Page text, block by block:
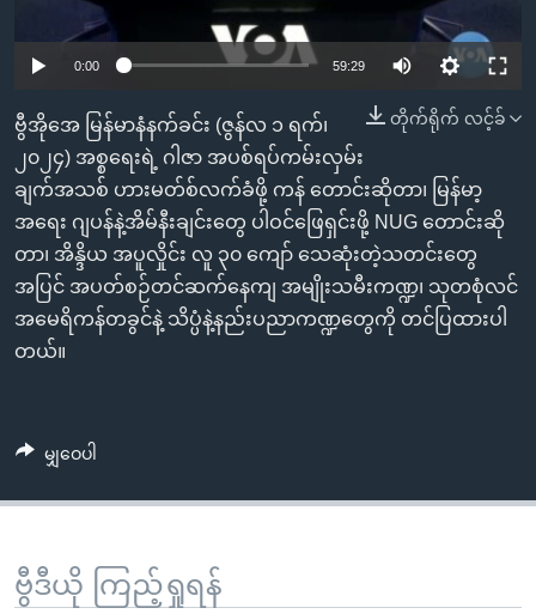
ကြည့်
ရှာဖွေ
ရန်
နေရာ
သို့
ကျော်
ရန်
ဗွီအိုအေ လူမှုကွန်ယက်များ
ဘာသာစကားများ
0:00 59:29
တိုက်ရိုက် လင့်ခ်
ဗွီအိုအေ မြန်မာနံနက်ခင်း (ဇွန်လ ၁ ရက်၊
၂၀၂၄) အစ္စရေးရဲ့ ဂါဇာ အပစ်ရပ်ကမ်းလှမ်း
ချက်အသစ် ဟားမတ်စ်လက်ခံဖို့ ကန် တောင်းဆိုတာ၊ မြန်မာ့
အရေး ဂျပန်နဲ့အိမ်နီးချင်းတွေ ပါဝင်ဖြေရှင်းဖို့ NUG တောင်းဆို
တာ၊ အိန္ဒိယ အပူလှိုင်း လူ ၃၀ ကျော် သေဆုံးတဲ့သတင်းတွေ
အပြင် အပတ်စဉ်တင်ဆက်နေကျ အမျိုးသမီးကဏ္ဍ၊ သုတစုံလင်
အမေရိကန်တခွင်နဲ့ သိပ္ပံနဲ့နည်းပညာကဏ္ဍတွေကို တင်ပြထားပါ
တယ်။
မျှဝေပါ
ဗွီဒီယို ကြည့်ရှုရန်